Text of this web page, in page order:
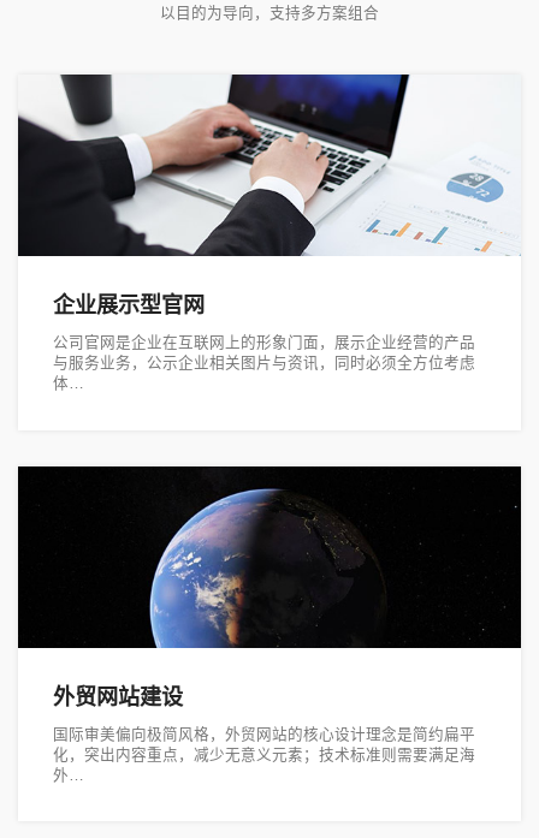
以目的为导向，支持多方案组合
企业展示型官网
公司官网是企业在互联网上的形象门面，展示企业经营的产品
与服务业务，公示企业相关图片与资讯，同时必须全方位考虑
体…
外贸网站建设
国际审美偏向极简风格，外贸网站的核心设计理念是简约扁平
化，突出内容重点，减少无意义元素；技术标准则需要满足海
外…